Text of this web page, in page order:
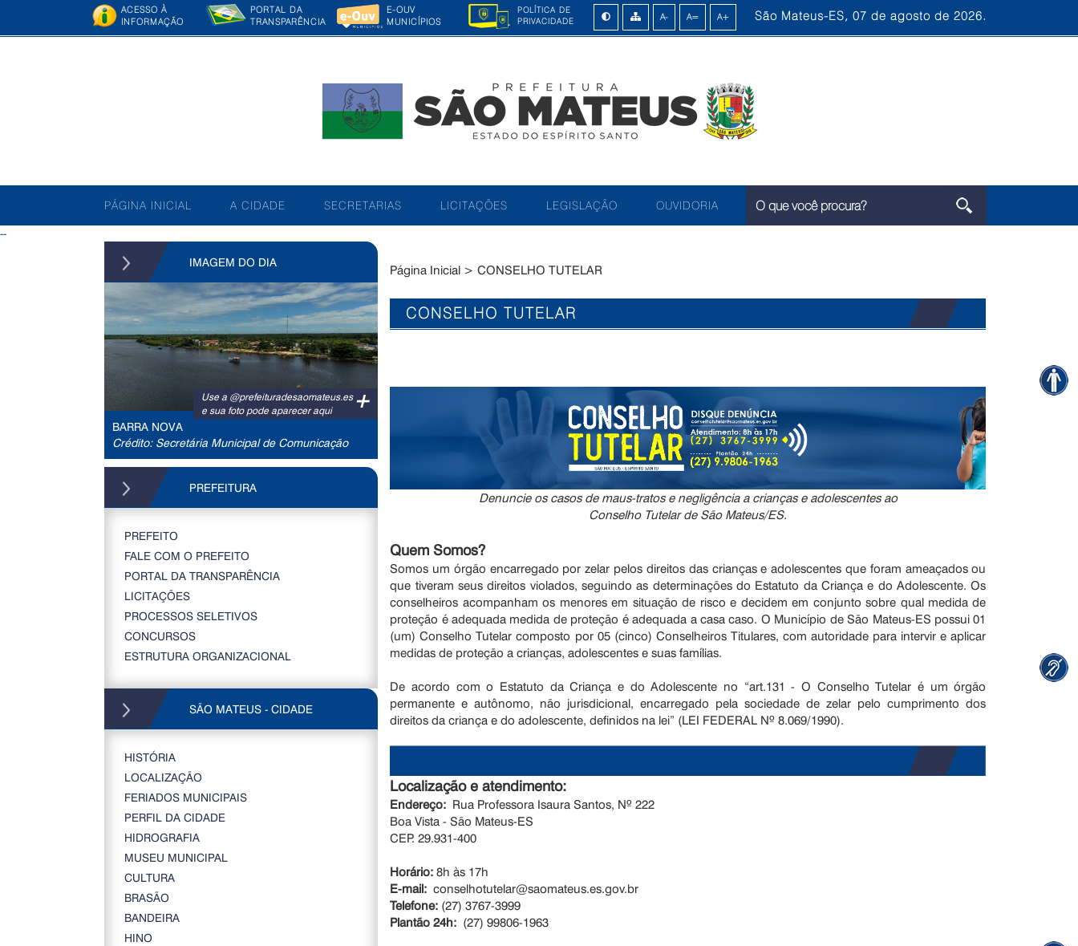
ACESSO À
INFORMAÇÃO
PORTAL DA
TRANSPARÊNCIA
E-OUV
MUNICÍPIOS
POLÍTICA DE
PRIVACIDADE
São Mateus-ES, 07 de agosto de 2026.
PÁGINA INICIAL A CIDADE SECRETARIAS LICITAÇÕES LEGISLAÇÃO OUVIDORIA
--
IMAGEM DO DIA
+
Use a @prefeituradesaomateus.es
e sua foto pode aparecer aqui
BARRA NOVA
Crédito: Secretária Municipal de Comunicação
PREFEITURA
PREFEITO
FALE COM O PREFEITO
PORTAL DA TRANSPARÊNCIA
LICITAÇÕES
PROCESSOS SELETIVOS
CONCURSOS
ESTRUTURA ORGANIZACIONAL
SÃO MATEUS - CIDADE
HISTÓRIA
LOCALIZAÇÃO
FERIADOS MUNICIPAIS
PERFIL DA CIDADE
HIDROGRAFIA
MUSEU MUNICIPAL
CULTURA
BRASÃO
BANDEIRA
HINO
Página Inicial > CONSELHO TUTELAR
CONSELHO TUTELAR
Denuncie os casos de maus-tratos e negligência a crianças e adolescentes ao
Conselho Tutelar de São Mateus/ES.
Quem Somos?
Somos um órgão encarregado por zelar pelos direitos das crianças e adolescentes que foram ameaçados ou
que tiveram seus direitos violados, seguindo as determinações do Estatuto da Criança e do Adolescente. Os
conselheiros acompanham os menores em situação de risco e decidem em conjunto sobre qual medida de
proteção é adequada medida de proteção é adequada a casa caso. O Município de São Mateus-ES possui 01
(um) Conselho Tutelar composto por 05 (cinco) Conselheiros Titulares, com autoridade para intervir e aplicar
medidas de proteção a crianças, adolescentes e suas famílias.
De acordo com o Estatuto da Criança e do Adolescente no “art.131 - O Conselho Tutelar é um órgão
permanente e autônomo, não jurisdicional, encarregado pela sociedade de zelar pelo cumprimento dos
direitos da criança e do adolescente, definidos na lei” (LEI FEDERAL Nº 8.069/1990).
Localização e atendimento:
Endereço: Rua Professora Isaura Santos, Nº 222
Boa Vista - São Mateus-ES
CEP. 29.931-400
Horário: 8h às 17h
E-mail:conselhotutelar@saomateus.es.gov.br
Telefone: (27) 3767-3999
Plantão 24h: (27) 99806-1963